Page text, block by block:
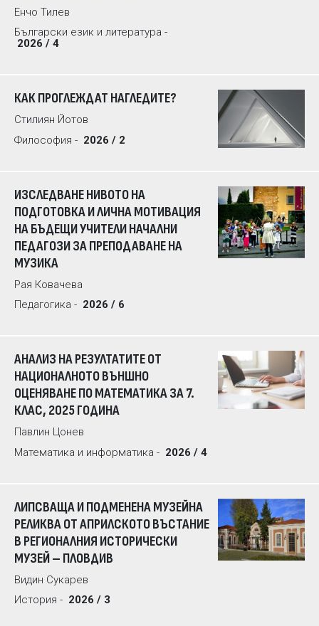
Енчо Тилев
Български език и литература -
2026 / 4
КАК ПРОГЛЕЖДАТ НАГЛЕДИТЕ?
Стилиян Йотов
Философия - 2026 / 2
ИЗСЛЕДВАНЕ НИВОТО НА
ПОДГОТОВКА И ЛИЧНА МОТИВАЦИЯ
НА БЪДЕЩИ УЧИТЕЛИ НАЧАЛНИ
ПЕДАГОЗИ ЗА ПРЕПОДАВАНЕ НА
МУЗИКА
Рая Ковачева
Педагогика - 2026 / 6
АНАЛИЗ НА РЕЗУЛТАТИТЕ ОТ
НАЦИОНАЛНОТО ВЪНШНО
ОЦЕНЯВАНЕ ПО МАТЕМАТИКА ЗА 7.
КЛАС, 2025 ГОДИНА
Павлин Цонев
Математика и информатика - 2026 / 4
ЛИПСВАЩА И ПОДМЕНЕНА МУЗЕЙНА
РЕЛИКВА ОТ АПРИЛСКОТО ВЪСТАНИЕ
В РЕГИОНАЛНИЯ ИСТОРИЧЕСКИ
МУЗЕЙ – ПЛОВДИВ
Видин Сукарев
История - 2026 / 3